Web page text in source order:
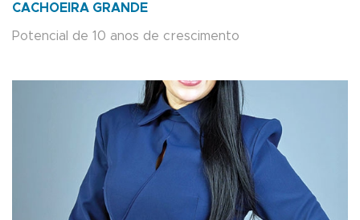
CACHOEIRA GRANDE
Potencial de 10 anos de crescimento